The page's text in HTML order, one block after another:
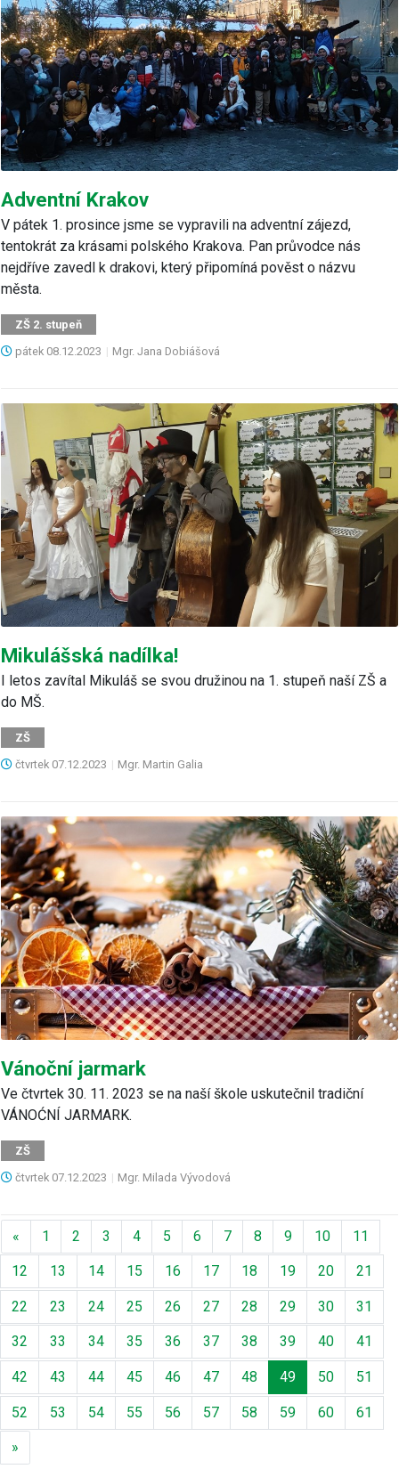
Adventní Krakov
V pátek 1. prosince jsme se vypravili na adventní zájezd,
tentokrát za krásami polského Krakova. Pan průvodce nás
nejdříve zavedl k drakovi, který připomíná pověst o názvu
města.
ZŠ 2. stupeň
pátek 08.12.2023 | Mgr. Jana Dobiášová
Mikulášská nadílka!
I letos zavítal Mikuláš se svou družinou na 1. stupeň naší ZŠ a
do MŠ.
ZŠ
čtvrtek 07.12.2023 | Mgr. Martin Galia
Vánoční jarmark
Ve čtvrtek 30. 11. 2023 se na naší škole uskutečnil tradiční
VÁNOĆNÍ JARMARK.
ZŠ
čtvrtek 07.12.2023 | Mgr. Milada Vývodová
« Předchozí
1 2 3 4 5 6 7 8 9 10 11
12 13 14 15 16 17 18 19 20 21
22 23 24 25 26 27 28 29 30 31
32 33 34 35 36 37 38 39 40 41
42 43 44 45 46 47 48 49 50 51
52 53 54 55 56 57 58 59 60 61
»